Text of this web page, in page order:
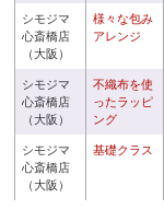
シモジマ
心斎橋店
（大阪）
様々な包み
アレンジ
シモジマ
心斎橋店
（大阪）
不織布を使
ったラッピ
ング
シモジマ
心斎橋店
（大阪）
基礎クラス